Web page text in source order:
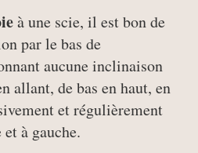
à une scie, il est bon de
par le bas de
aucune inclinaison
allant, de bas en haut, en
et régulièrement
à gauche.